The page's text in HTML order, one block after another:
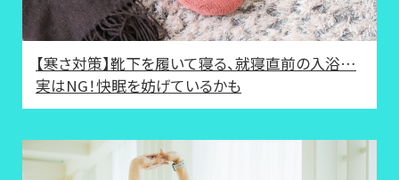
【寒さ対策】靴下を履いて寝る、就寝直前の入浴…
実はNG！快眠を妨げているかも